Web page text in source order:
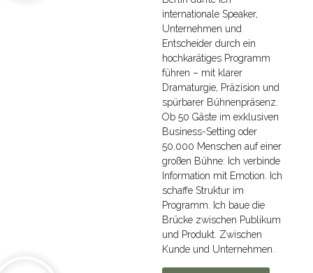
internationale Speaker,
Unternehmen und
Entscheider durch ein
hochkarätiges Programm
führen – mit klarer
Dramaturgie, Präzision und
spürbarer Bühnenpräsenz.
Ob 50 Gäste im exklusiven
Business-Setting oder
50.000 Menschen auf einer
großen Bühne: Ich verbinde
Information mit Emotion. Ich
schaffe Struktur im
Programm. Ich baue die
Brücke zwischen Publikum
und Produkt. Zwischen
Kunde und Unternehmen.